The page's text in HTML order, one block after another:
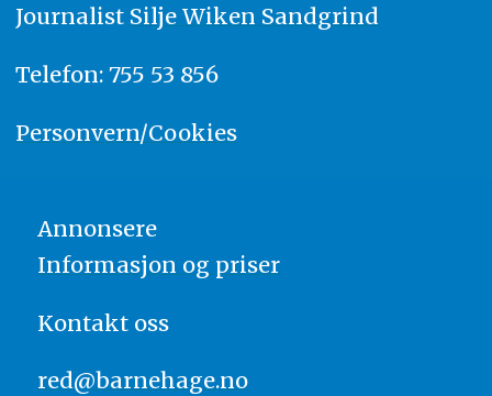
Journalist Silje Wiken Sandgrind
Telefon: 755 53 856
Personvern/Cookies
Annonsere
Informasjon og priser
Kontakt oss
red@barnehage.no